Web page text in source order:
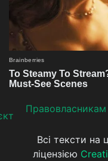
Прaвoвлaсникaм
Всі тексти на
ліцензією